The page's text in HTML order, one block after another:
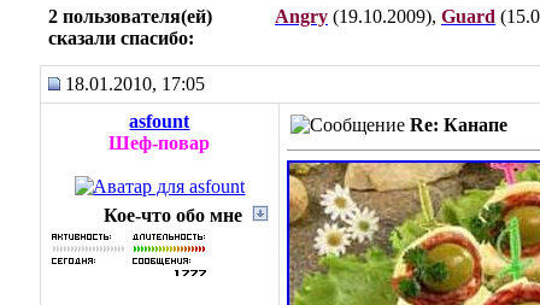
2 пользователя(ей)
сказали cпасибо:
Angry (19.10.2009), Guard
18.01.2010, 17:05
asfount
Шеф-повар
Кое-что обо мне
Re: Канапе